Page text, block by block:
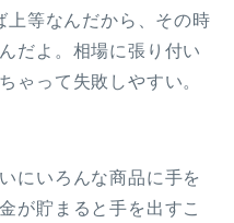
上等なんだから、その時
だよ。相場に張り付い
ゃって失敗しやすい。
にいろんな商品に手を
が貯まると手を出すこ